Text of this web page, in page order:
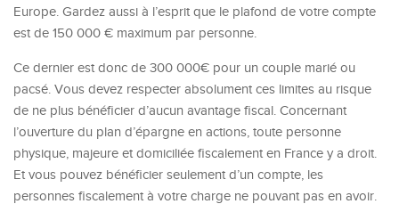
Europe. Gardez aussi à l’esprit que le plafond de votre compte
est de 150 000 € maximum par personne.
Ce dernier est donc de 300 000€ pour un couple marié ou
pacsé. Vous devez respecter absolument ces limites au risque
de ne plus bénéficier d’aucun avantage fiscal. Concernant
l’ouverture du plan d’épargne en actions, toute personne
physique, majeure et domiciliée fiscalement en France y a droit.
Et vous pouvez bénéficier seulement d’un compte, les
personnes fiscalement à votre charge ne pouvant pas en avoir.